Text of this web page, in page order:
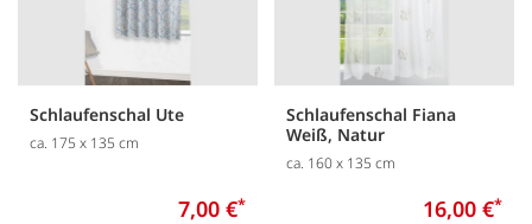
Schlaufenschal Ute
ca. 175 x 135 cm
7,00 €*
Schlaufenschal Fiana
Weiß, Natur
ca. 160 x 135 cm
16,00 €*